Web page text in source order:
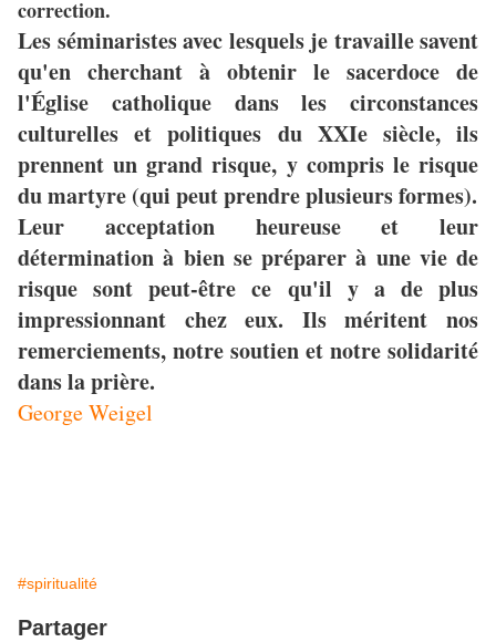
correction.
Les séminaristes avec lesquels je travaille savent
qu'en cherchant à obtenir le sacerdoce de
l'Église catholique dans les circonstances
culturelles et politiques du XXIe siècle, ils
prennent un grand risque, y compris le risque
du martyre (qui peut prendre plusieurs formes).
Leur acceptation heureuse et leur
détermination à bien se préparer à une vie de
risque sont peut-être ce qu'il y a de plus
impressionnant chez eux. Ils méritent nos
remerciements, notre soutien et notre solidarité
dans la prière.
George Weigel
#spiritualité
Partager